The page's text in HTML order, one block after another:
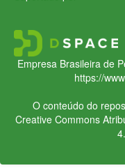
Empresa Brasileira de
https://
O conteúdo do
Creative Commons